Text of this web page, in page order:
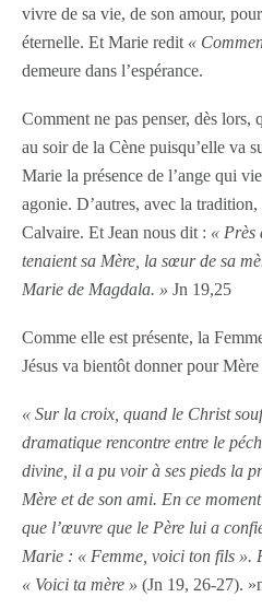
vivre de sa vie, de son amour,
éternelle. Et Marie redit «
demeure dans l’espérance.
Comment ne pas penser, dès lors,
au soir de la Cène puisqu’elle va
Marie la présence de l’ange qui
agonie. D’autres, avec la
Calvaire. Et Jean nous dit : « Près
tenaient sa Mère, la sœur de sa
Marie de Magdala. » Jn 19,25
Comme elle est présente, la
Jésus va bientôt donner pour Mère
« Sur la croix, quand le Christ
dramatique rencontre entre le
divine, il a pu voir à ses pieds la
Mère et de son ami. En ce
que l’œuvre que le Père lui a
Marie : « Femme, voici ton fils ».
« Voici ta mère » (Jn 19, 26-27).